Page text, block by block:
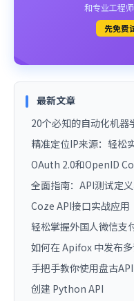
和专业工程
先免费
最新文章
20个必知的自动化机器
精准定位IP来源：轻松
OAuth 2.0和OpenID
全面指南：API测试定
Coze API接口实战应用
轻松掌握外国人微信支
如何在 Apifox 中发布多
手把手教你使用盘古API
创建 Python API